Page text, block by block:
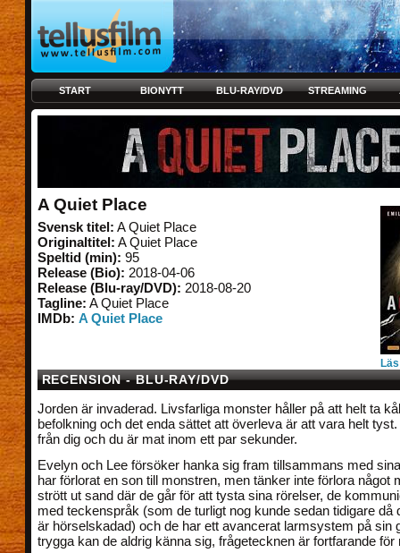
START BIONYTT BLU-RAY/DVD STREAMING
A Quiet Place
Svensk titel: A Quiet Place
Originaltitel: A Quiet Place
Speltid (min): 95
Release (Bio): 2018-04-06
Release (Blu-ray/DVD): 2018-08-20
Tagline: A Quiet Place
IMDb: A Quiet Place
RECENSION - BLU-RAY/DVD
Jorden är invaderad. Livsfarliga monster håller på att helt ta
befolkning och det enda sättet att överleva är att vara helt
från dig och du är mat inom ett par sekunder.
Evelyn och Lee försöker hanka sig fram tillsammans med
har förlorat en son till monstren, men tänker inte förlora något
strött ut sand där de går för att tysta sina rörelser, de
med teckenspråk (som de turligt nog kunde sedan tidigare då
är hörselskadad) och de har ett avancerat larmsystem på sin
trygga kan de aldrig känna sig, frågetecknen är fortfarande för